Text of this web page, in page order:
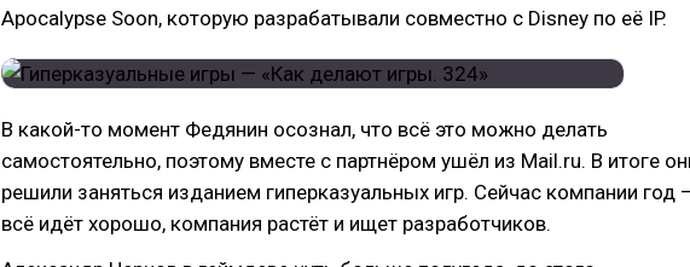
Apocalypse Soon, которую разрабатывали совместно с Disney по её IP.
В какой-то момент Федянин осознал, что всё это можно делать
самостоятельно, поэтому вместе с партнёром ушёл из Mail.ru. В итоге
решили заняться изданием гиперказуальных игр. Сейчас компании год
всё идёт хорошо, компания растёт и ищет разработчиков.